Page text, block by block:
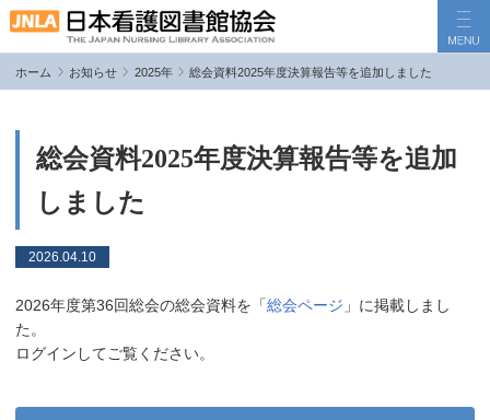
JNLAについて
ホーム お知らせ 2025年 総会資料2025年度決算報告等を追加しました
総会資料2025年度決算報告等を追加
しました
2026.04.10
2026年度第36回総会の総会資料を「総会ページ 」に掲載しまし
た。
ログインしてご覧ください。